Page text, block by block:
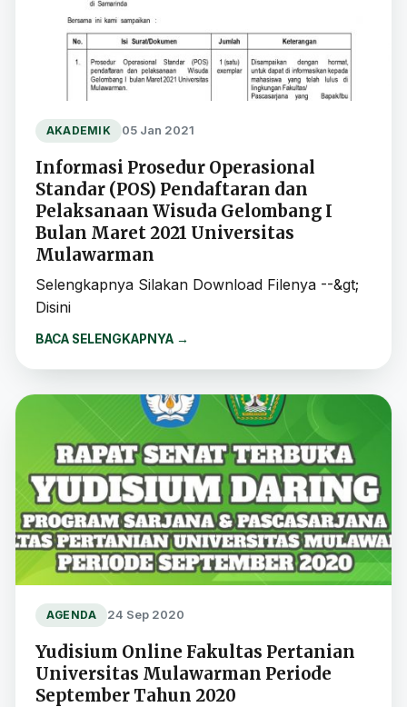
AKADEMIK 05 Jan 2021
Informasi Prosedur Operasional
Standar (POS) Pendaftaran dan
Pelaksanaan Wisuda Gelombang I
Bulan Maret 2021 Universitas
Mulawarman
Selengkapnya Silakan Download Filenya --&gt;
Disini
BACA SELENGKAPNYA →
AGENDA 24 Sep 2020
Yudisium Online Fakultas Pertanian
Universitas Mulawarman Periode
September Tahun 2020